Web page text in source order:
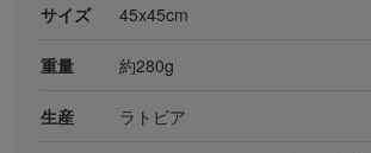
サイズ 45x45cm
重量 約280g
生産 ラトビア